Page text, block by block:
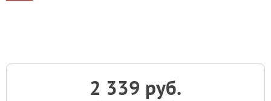
2 339 руб.